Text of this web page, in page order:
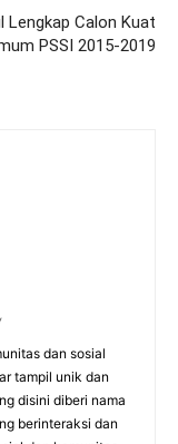
Lengkap Calon Kuat
PSSI 2015-2019
dan sosial
tampil unik dan
disini diberi nama
berinteraksi dan